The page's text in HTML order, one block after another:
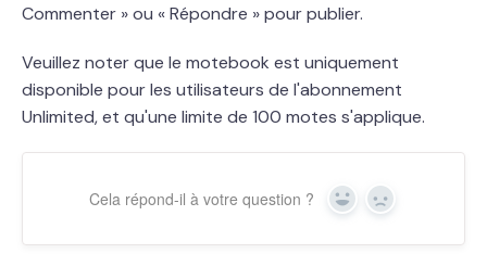
Commenter » ou « Répondre » pour publier.
Veuillez noter que le motebook est uniquement
disponible pour les utilisateurs de l'abonnement
Unlimited, et qu'une limite de 100 motes s'applique.
Cela répond-il à votre question ? Yes No